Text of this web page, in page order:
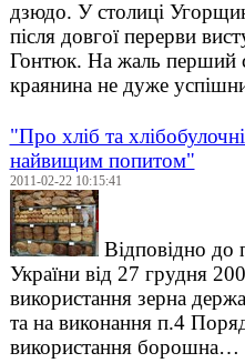
дзюдо. У столиці
після довгої перерви
Гонтюк. На жаль перший
краянина не дуже
"Про хліб та
найвищим попитом"
2011-02-22 10:15:41
Відповідно до
України від 27 грудня
використання зерна
та на виконання п.4
використання борошна…